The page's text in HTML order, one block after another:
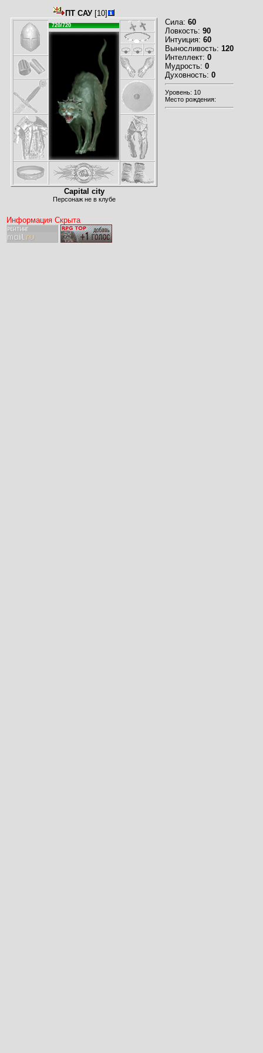
ПТ САУ [10]
720/720
Capital city
Персонаж не в клубе
Сила: 60
Ловкость: 90
Интуиция: 60
Выносливость: 120
Интеллект: 0
Мудрость: 0
Духовность: 0
Уровень: 10
Место рождения:
Информация Скрыта